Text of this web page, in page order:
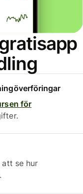
för
se hur